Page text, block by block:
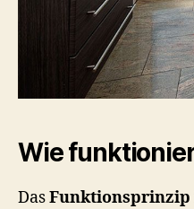
Wie
DasFunktionsprinzip